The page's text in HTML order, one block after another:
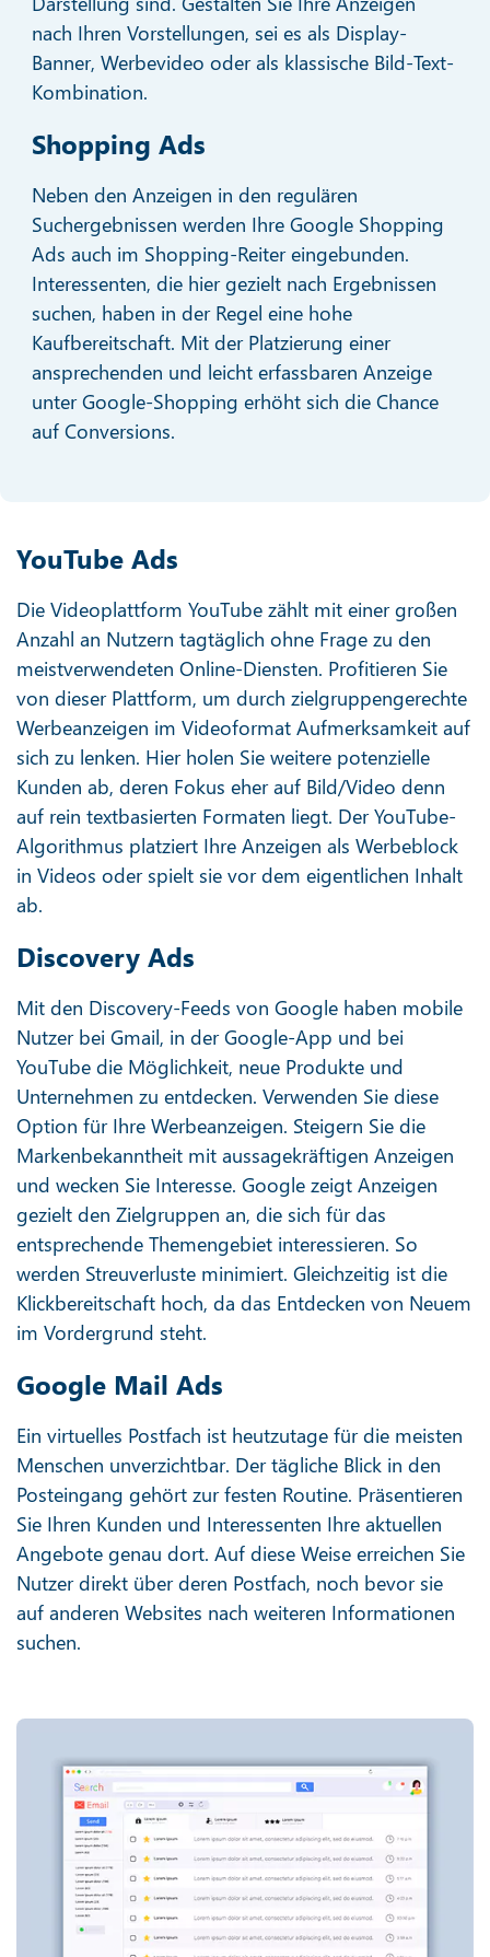
nach Ihren Vorstellungen, sei es als Display-
Banner, Werbevideo oder als klassische Bild-Text-
Kombination.
Shopping Ads
Neben den Anzeigen in den regulären
Suchergebnissen werden Ihre Google Shopping
Ads auch im Shopping-Reiter eingebunden.
Interessenten, die hier gezielt nach Ergebnissen
suchen, haben in der Regel eine hohe
Kaufbereitschaft. Mit der Platzierung einer
ansprechenden und leicht erfassbaren Anzeige
unter Google-Shopping erhöht sich die Chance
auf Conversions.
YouTube Ads
Die Videoplattform YouTube zählt mit einer großen
Anzahl an Nutzern tagtäglich ohne Frage zu den
meistverwendeten Online-Diensten. Profitieren Sie
von dieser Plattform, um durch zielgruppengerechte
Werbeanzeigen im Videoformat Aufmerksamkeit auf
sich zu lenken. Hier holen Sie weitere potenzielle
Kunden ab, deren Fokus eher auf Bild/Video denn
auf rein textbasierten Formaten liegt. Der YouTube-
Algorithmus platziert Ihre Anzeigen als Werbeblock
in Videos oder spielt sie vor dem eigentlichen Inhalt
ab.
Discovery Ads
Mit den Discovery-Feeds von Google haben mobile
Nutzer bei Gmail, in der Google-App und bei
YouTube die Möglichkeit, neue Produkte und
Unternehmen zu entdecken. Verwenden Sie diese
Option für Ihre Werbeanzeigen. Steigern Sie die
Markenbekanntheit mit aussagekräftigen Anzeigen
und wecken Sie Interesse. Google zeigt Anzeigen
gezielt den Zielgruppen an, die sich für das
entsprechende Themengebiet interessieren. So
werden Streuverluste minimiert. Gleichzeitig ist die
Klickbereitschaft hoch, da das Entdecken von Neuem
im Vordergrund steht.
Google Mail Ads
Ein virtuelles Postfach ist heutzutage für die meisten
Menschen unverzichtbar. Der tägliche Blick in den
Posteingang gehört zur festen Routine. Präsentieren
Sie Ihren Kunden und Interessenten Ihre aktuellen
Angebote genau dort. Auf diese Weise erreichen Sie
Nutzer direkt über deren Postfach, noch bevor sie
auf anderen Websites nach weiteren Informationen
suchen.